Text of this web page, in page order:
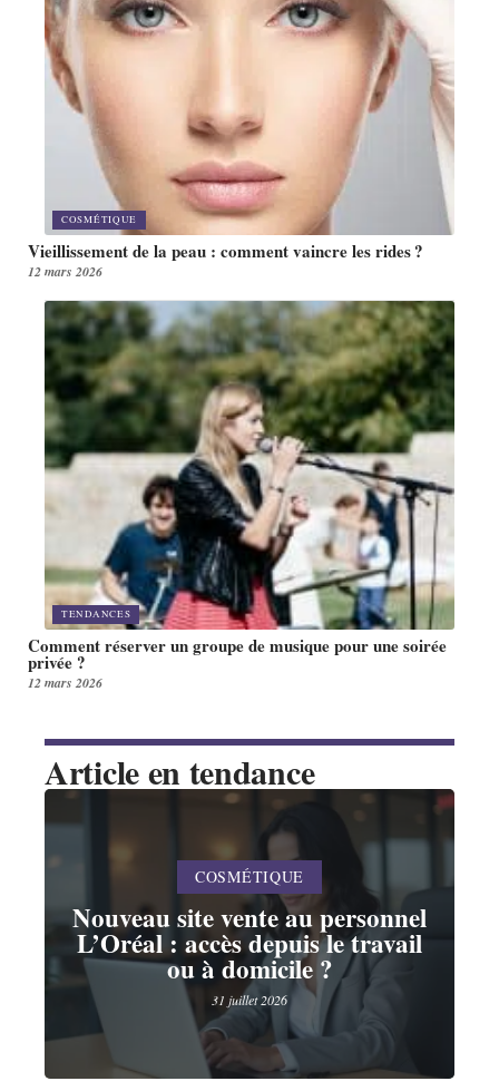
COSMÉTIQUE
Vieillissement de la peau : comment vaincre les rides ?
12 mars 2026
TENDANCES
Comment réserver un groupe de musique pour une soirée
privée ?
12 mars 2026
Article en tendance
COSMÉTIQUE
Nouveau site vente au personnel
L’Oréal : accès depuis le travail
ou à domicile ?
31 juillet 2026